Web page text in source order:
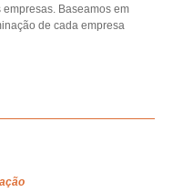
Baseamos em
de cada empresa